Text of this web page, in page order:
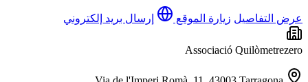
عرض التفاصيل زيارة الموقع إرسال بريد إلكتروني
Associació Quilòmetrezero